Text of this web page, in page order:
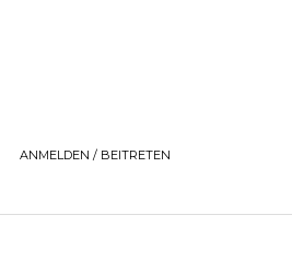
ANMELDEN / BEITRETEN